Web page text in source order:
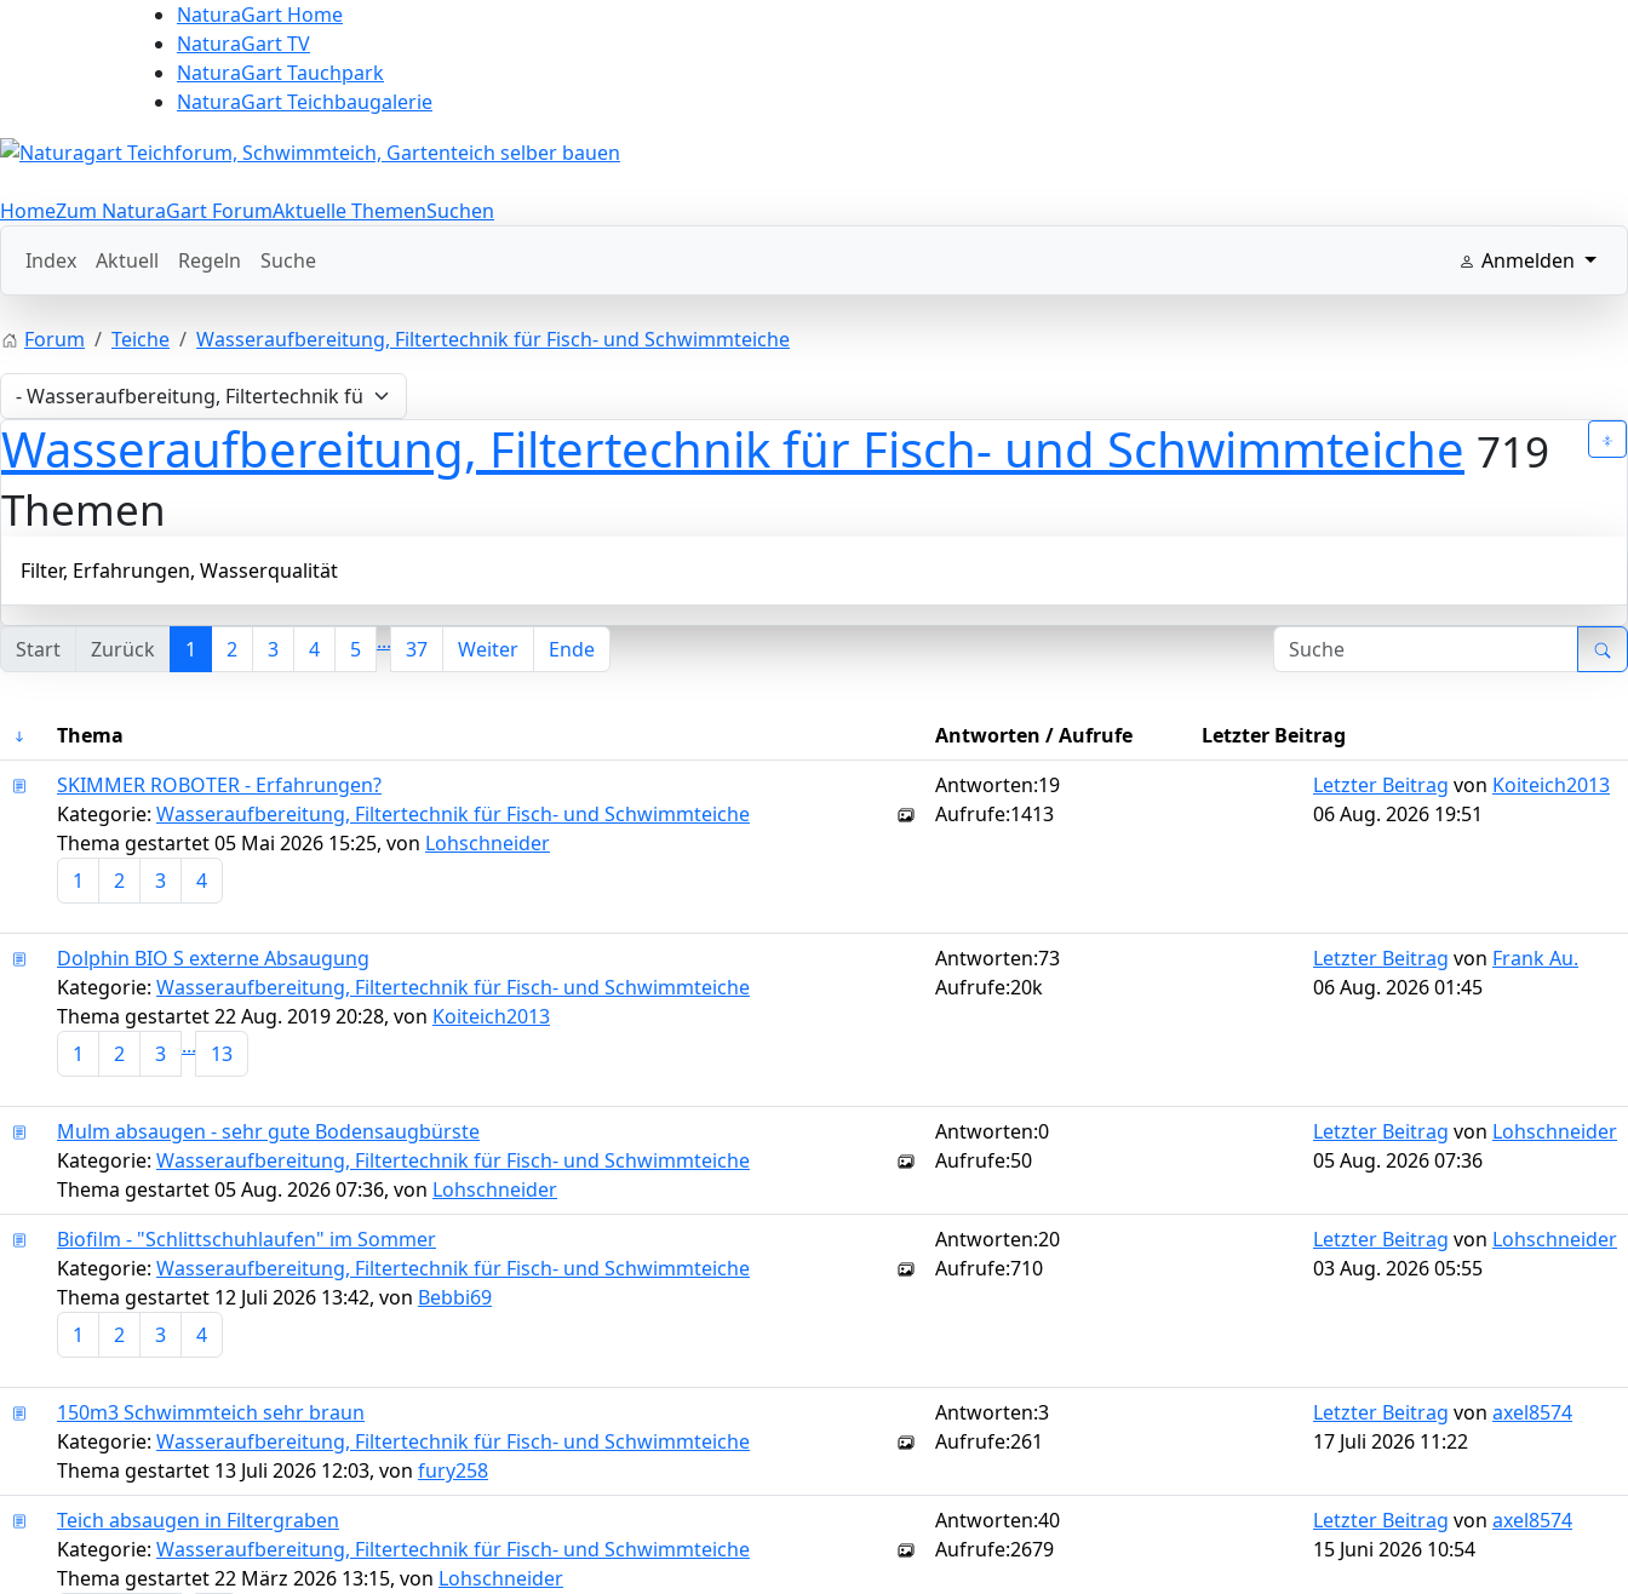
NaturaGart Home
NaturaGart TV
NaturaGart Tauchpark
NaturaGart Teichbaugalerie
HomeZum NaturaGart ForumAktuelle ThemenSuchen
Index
Aktuell Regeln Suche Anmelden
Forum Teiche Wasseraufbereitung, Filtertechnik für Fisch- und Schwimmteiche
Wasseraufbereitung, Filtertechnik für Fisch- und Schwimmteiche 719
Themen
Filter, Erfahrungen, Wasserqualität
Start Zurück 1 2 3 4 5 ... 37 Weiter Ende
Thema Antworten / Aufrufe
Letzter Beitrag
SKIMMER ROBOTER - Erfahrungen?
Kategorie: Wasseraufbereitung, Filtertechnik für Fisch- und Schwimmteiche
Thema gestartet 05 Mai 2026 15:25, von Lohschneider
1
2 3 4
Antworten:19
Aufrufe:1413
Letzter Beitrag von Koiteich2013
06 Aug. 2026 19:51
Dolphin BIO S externe Absaugung
Kategorie: Wasseraufbereitung, Filtertechnik für Fisch- und Schwimmteiche
Thema gestartet 22 Aug. 2019 20:28, von Koiteich2013
1
2 3 ... 13
Antworten:73
Aufrufe:20k
Letzter Beitrag von Frank Au.
06 Aug. 2026 01:45
Mulm absaugen - sehr gute Bodensaugbürste
Kategorie: Wasseraufbereitung, Filtertechnik für Fisch- und Schwimmteiche
Thema gestartet 05 Aug. 2026 07:36, von Lohschneider
Antworten:0
Aufrufe:50
Letzter Beitrag von Lohschneider
05 Aug. 2026 07:36
Biofilm - "Schlittschuhlaufen" im Sommer
Kategorie: Wasseraufbereitung, Filtertechnik für Fisch- und Schwimmteiche
Thema gestartet 12 Juli 2026 13:42, von Bebbi69
1
2 3 4
Antworten:20
Aufrufe:710
Letzter Beitrag von Lohschneider
03 Aug. 2026 05:55
150m3 Schwimmteich sehr braun
Kategorie: Wasseraufbereitung, Filtertechnik für Fisch- und Schwimmteiche
Thema gestartet 13 Juli 2026 12:03, von fury258
Antworten:3
Aufrufe:261
Letzter Beitrag von axel8574
17 Juli 2026 11:22
Teich absaugen in Filtergraben
Kategorie: Wasseraufbereitung, Filtertechnik für Fisch- und Schwimmteiche
Thema gestartet 22 März 2026 13:15, von Lohschneider
Antworten:40
Aufrufe:2679
Letzter Beitrag von axel8574
15 Juni 2026 10:54